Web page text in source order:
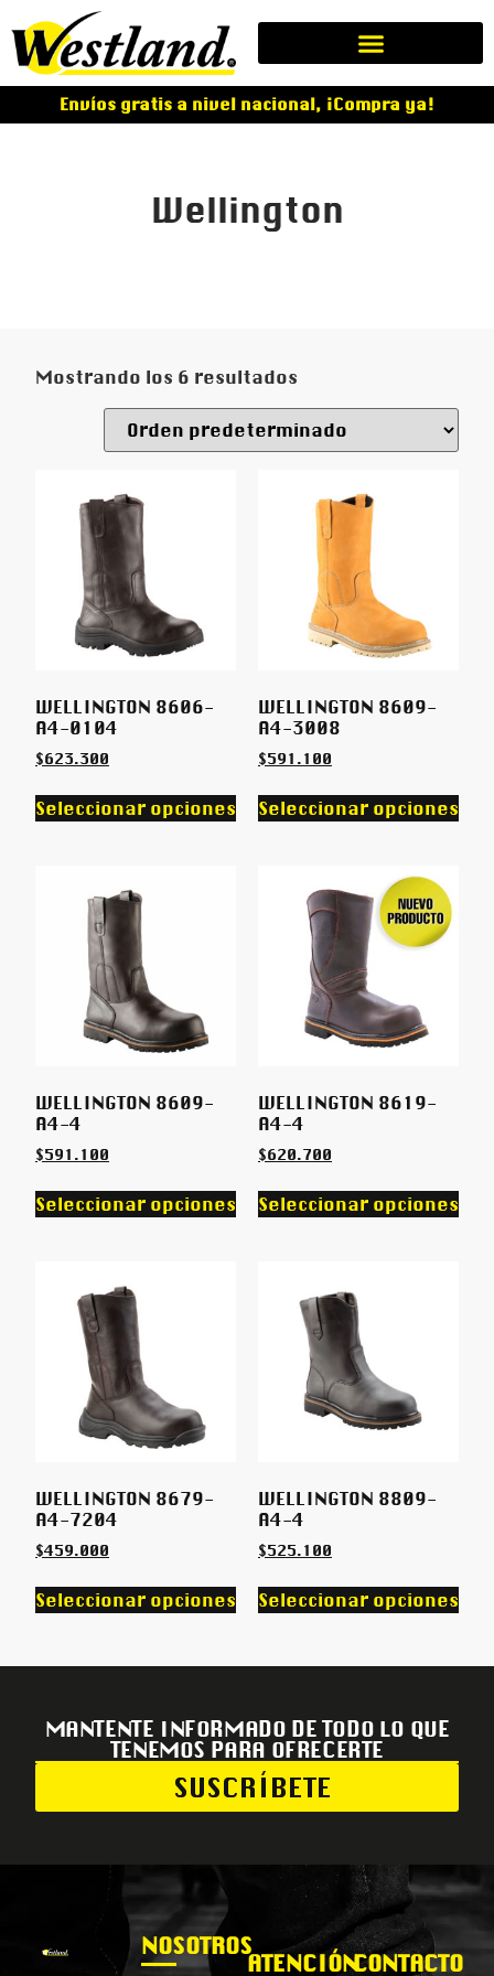
Envíos gratis a nivel nacional, ¡Compra ya!
Wellington
Mostrando los 6 resultados
WELLINGTON 8606-
A4-0104
$623.300
Seleccionar opciones
WELLINGTON 8609-
A4-3008
$591.100
Seleccionar opciones
WELLINGTON 8609-
A4-4
$591.100
Seleccionar opciones
WELLINGTON 8619-
A4-4
$620.700
Seleccionar opciones
WELLINGTON 8679-
A4-7204
$459.000
Seleccionar opciones
WELLINGTON 8809-
A4-4
$525.100
Seleccionar opciones
MANTENTE INFORMADO DE TODO LO QUE
TENEMOS PARA OFRECERTE
SUSCRÍBETE
NOSOTROS
ATENCIÓNCONTACTO